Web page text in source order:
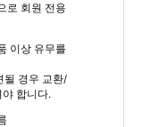
로 회원 전용
이상 유무를
될 경우 교환/
합니다.